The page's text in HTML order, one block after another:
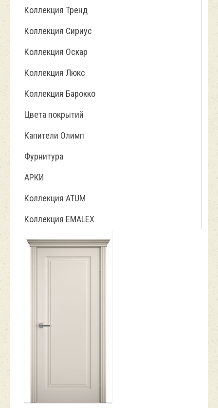
Коллекция Тренд
Коллекция Сириус
Коллекция Оскар
Коллекция Люкс
Коллекция Барокко
Цвета покрытий
Капители Олимп
Фурнитура
АРКИ
Коллекция ATUM
Коллекция EMALEX